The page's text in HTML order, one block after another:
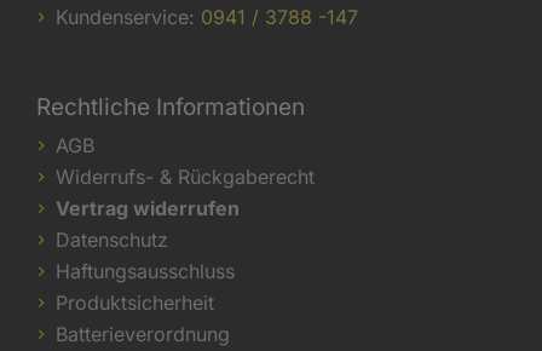
Kundenservice: 0941 / 3788 -147
Rechtliche Informationen
AGB
Widerrufs- & Rückgaberecht
Vertrag widerrufen
Datenschutz
Haftungsausschluss
Produktsicherheit
Batterieverordnung